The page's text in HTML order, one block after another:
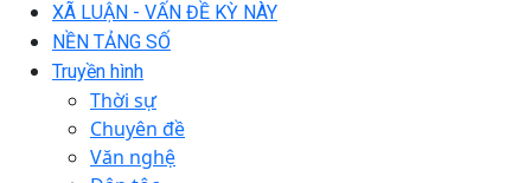
XÃ LUẬN - VẤN ĐỀ KỲ NÀY
NỀN TẢNG SỐ
Truyền hình
Thời sự
Chuyên đề
Văn nghệ